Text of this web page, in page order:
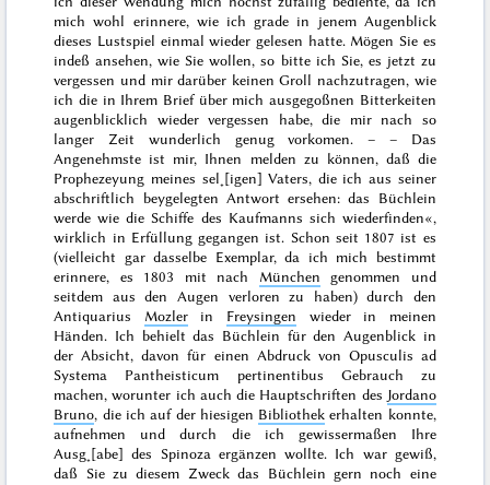
mich wohl erinnere, wie ich grade in jenem Augenblick
dieses Lustspiel einmal wieder gelesen hatte. Mögen Sie es
indeß ansehen, wie Sie wollen, so bitte ich Sie, es jetzt zu
vergessen und mir darüber keinen Groll nachzutragen, wie
ich die in Ihrem Brief über mich ausgegoßnen Bitterkeiten
augenblicklich wieder vergessen habe, die mir nach so
langer Zeit wunderlich genug vorkomen. – – Das
Angenehmste ist mir, Ihnen melden zu können, daß die
Prophezeyung meines sel˖[igen] Vaters, die ich aus seiner
abschriftlich beygelegten Antwort ersehen: das Büchlein
werde wie die Schiffe des Kaufmanns sich wiederfinden«,
wirklich in Erfüllung gegangen ist. Schon seit 1807 ist es
(vielleicht gar dasselbe Exemplar, da ich mich bestimmt
erinnere, es 1803 mit nach München genommen und
seitdem aus den Augen verloren zu haben) durch den
Antiquarius Mozlerin Freysingen wieder in meinen
Händen. Ich behielt das Büchlein für den Augenblick in
der Absicht, davon für einen Abdruck von Opusculis ad
Systema Pantheisticum pertinentibus Gebrauch zu
machen, worunter ich auch die Hauptschriften des Jordano
Bruno, die ich auf der hiesigen Bibliothek erhalten konnte,
aufnehmen und durch die ich gewissermaßen Ihre
Ausg˖[abe] des Spinoza ergänzen wollte. Ich war gewiß,
daß Sie zu diesem Zweck das Büchlein gern noch eine